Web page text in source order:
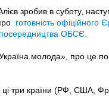
зробив в суботу,
готовність офіційного
ОБСЄ.
молода», про це
три країни (РФ, США,